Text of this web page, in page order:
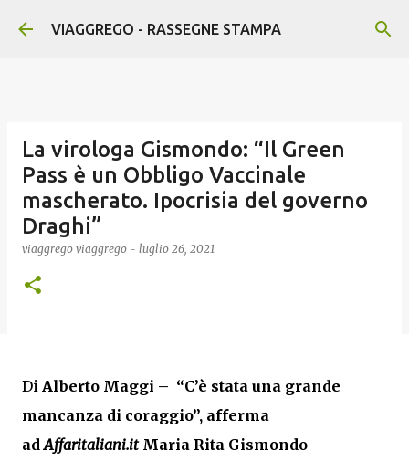
Passa ai contenuti principali
VIAGGREGO - RASSEGNE STAMPA
La virologa Gismondo: “Il Green
Pass è un Obbligo Vaccinale
mascherato. Ipocrisia del governo
Draghi”
viaggrego viaggrego - luglio 26, 2021
Di Alberto Maggi – “C’è stata una grande
mancanza di coraggio”, afferma
adAffaritaliani.it Maria Rita Gismondo –